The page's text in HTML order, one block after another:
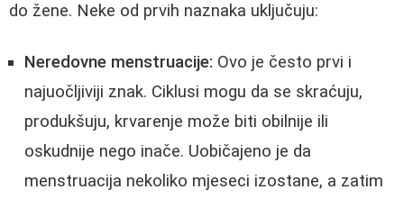
do žene. Neke od prvih naznaka uključuju:
Neredovne menstruacije: Ovo je često prvi i
najuočljiviji znak. Ciklusi mogu da se skraćuju,
produkšuju, krvarenje može biti obilnije ili
oskudnije nego inače. Uobičajeno je da
menstruacija nekoliko mjeseci izostane, a zatim